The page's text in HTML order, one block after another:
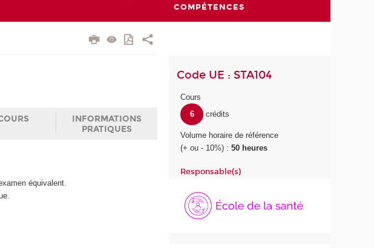
COMPÉTENCES
INFORMATIONS
PRATIQUES
équivalent.
Code UE : STA104
Cours
6
crédits
Volume horaire de référence
(+ ou - 10%) :50 heures
Responsable(s)